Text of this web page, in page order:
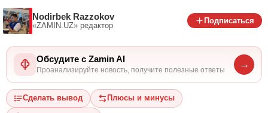
Nodirbek Razzokov
«ZAMIN.UZ» редактор
Подписаться
Обсудите с Zamin AI
Проанализируйте новость, получите полезные ответы
→
Сделать вывод Плюсы и минусы